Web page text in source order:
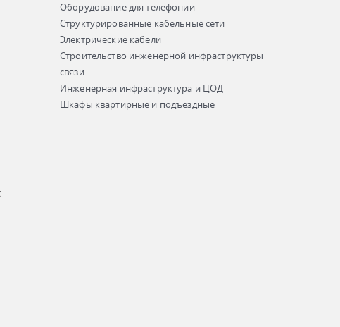
Оборудование для телефонии
Структурированные кабельные сети
Электрические кабели
Строительство инженерной инфраструктуры
связи
Инженерная инфраструктура и ЦОД
Шкафы квартирные и подъездные